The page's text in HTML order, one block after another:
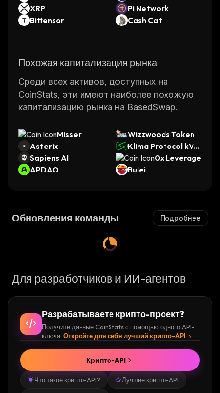
XRP
Pi Network
Bittensor
Cash Cat
Похожая капитализация рынка
Среди всех активов, доступных на
CoinStats, эти имеют наиболее похожую
капитализацию рынка на BasedSwap.
Misser
Wizzwoods Token
Asterix
Klima Protocol kVC
M
Sapiens AI
0x Leverage
APDAO
Bulei
Обновления команды Подробнее
Для разработчиков и ИИ-агентов
Разрабатываете крипто-проект?
Получите данные CoinStats с помощью одного API-
ключа. Откройте для себя лучший крипто-API
Что такое крипто-API? Лучшие крипто-API
Крипто-API